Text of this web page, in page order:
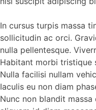
In cursus turpis massa
sollicitudin ac orci.
nulla pellentesque.
Habitant morbi tristique
Nulla facilisi nullam
Iaculis eu non diam
Nunc non blandit